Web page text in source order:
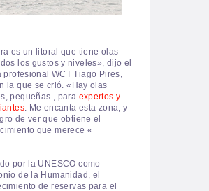
es un litoral que tiene olas
los gustos y niveles», dijo el
profesional WCT Tiago Pires,
la que se crió. «Hay olas
pequeñas , para expertos y
. Me encanta esta zona, y
de ver que obtiene el
que merece «
por la UNESCO como
de la Humanidad, el
de reservas para el